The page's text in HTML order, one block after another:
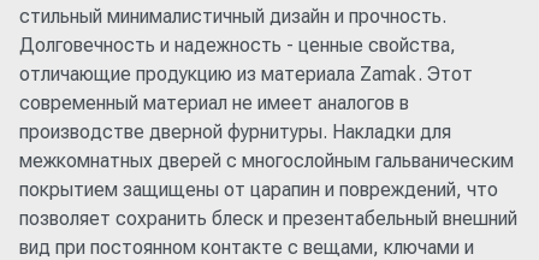
стильный минималистичный дизайн и прочность.
Долговечность и надежность - ценные свойства,
отличающие продукцию из материала Zamak. Этот
современный материал не имеет аналогов в
производстве дверной фурнитуры. Накладки для
межкомнатных дверей с многослойным гальваническим
покрытием защищены от царапин и повреждений, что
позволяет сохранить блеск и презентабельный внешний
вид при постоянном контакте с вещами, ключами и